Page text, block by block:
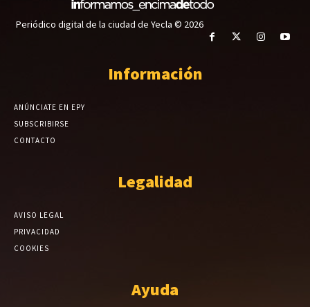
Periódico digital de la ciudad de Yecla © 2026
Información
ANÚNCIATE EN EPY
SUBSCRIBIRSE
CONTACTO
Legalidad
AVISO LEGAL
PRIVACIDAD
COOKIES
Ayuda